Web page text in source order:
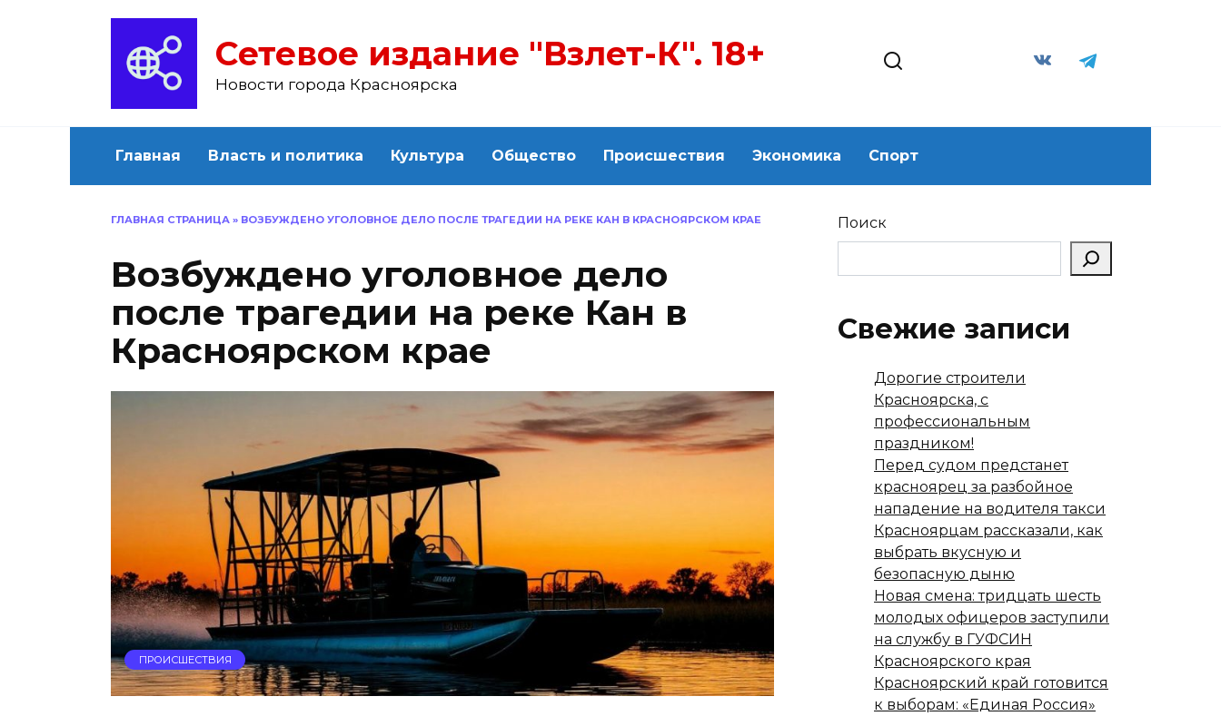
Сетевое издание "Взлет-К". 18+
Новости города Красноярска
Главная Власть и политика Культура Общество Происшествия Экономика Спорт
ГЛАВНАЯ СТРАНИЦА » ВОЗБУЖДЕНО УГОЛОВНОЕ ДЕЛО ПОСЛЕ ТРАГЕДИИ НА РЕКЕ КАН В КРАСНОЯРСКОМ КРАЕ
Возбуждено уголовное дело
после трагедии на реке Кан в
Красноярском крае
ПРОИСШЕСТВИЯ
Поиск
Свежие записи
Дорогие строители
Красноярска, с
профессиональным
праздником!
Перед судом предстанет
красноярец за разбойное
нападение на водителя такси
Красноярцам рассказали, как
выбрать вкусную и
безопасную дыню
Новая смена: тридцать шесть
молодых офицеров заступили
на службу в ГУФСИН
Красноярского края
Красноярский край готовится
к выборам: «Единая Россия»